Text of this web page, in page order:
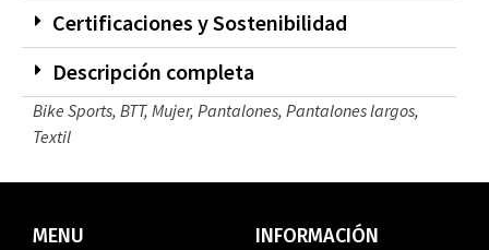
Certificaciones y Sostenibilidad
Descripción completa
Bike Sports, BTT, Mujer, Pantalones, Pantalones largos,
Textil
MENU INFORMACIÓN